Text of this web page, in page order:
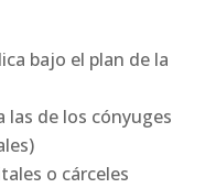
bajo el plan de la
las de los cónyuges
o cárceles